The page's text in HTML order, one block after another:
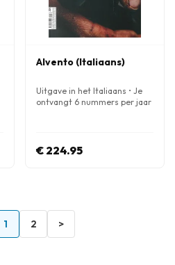
Alvento (Italiaans)
Uitgave in het Italiaans • Je
ontvangt 6 nummers per jaar
€ 224.95
1 2 >